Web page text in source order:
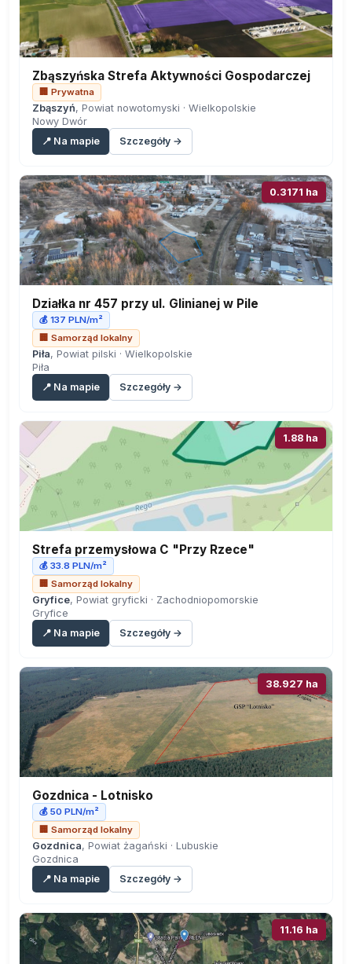
Zbąszyńska Strefa Aktywności Gospodarczej
🏢 Prywatna
Zbąszyń, Powiat nowotomyski · Wielkopolskie
Nowy Dwór
📍 Na mapie
Szczegóły →
0.3171 ha
Działka nr 457 przy ul. Glinianej w Pile
💰 137 PLN/m²
🏢 Samorząd lokalny
Piła, Powiat pilski · Wielkopolskie
Piła
📍 Na mapie
Szczegóły →
1.88 ha
Strefa przemysłowa C "Przy Rzece"
💰 33.8 PLN/m²
🏢 Samorząd lokalny
Gryfice, Powiat gryficki · Zachodniopomorskie
Gryfice
📍 Na mapie
Szczegóły →
38.927 ha
Gozdnica - Lotnisko
💰 50 PLN/m²
🏢 Samorząd lokalny
Gozdnica, Powiat żagański · Lubuskie
Gozdnica
📍 Na mapie
Szczegóły →
11.16 ha